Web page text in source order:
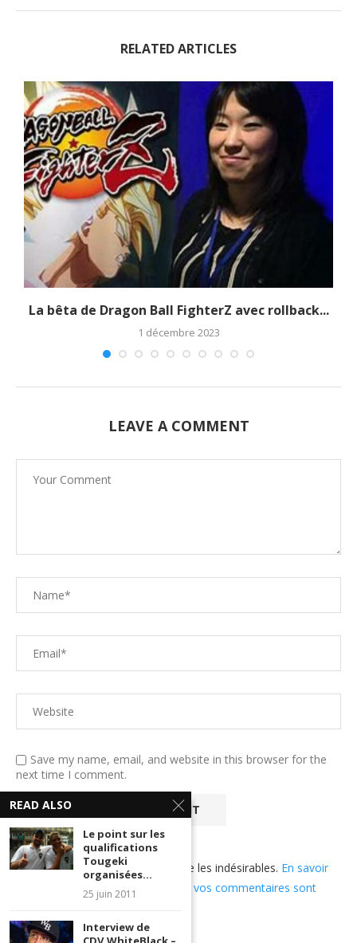
RELATED ARTICLES
La bêta de Dragon Ball FighterZ avec rollback...
1 décembre 2023
LEAVE A COMMENT
Save my name, email, and website in this browser for the
next time I comment.
Ce site utilise Akismet pour réduire les indésirables. En savoir
plus sur comment les données de vos commentaires sont
READ ALSO
Le point sur les
qualifications
Tougeki
organisées...
25 juin 2011
Interview de